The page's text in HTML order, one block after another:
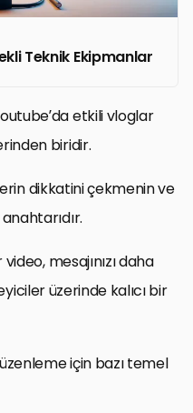
Teknik Ekipmanlar
etkili vloglar
biridir.
dikkatini çekmenin ve
mesajınızı daha
üzerinde kalıcı bir
için bazı temel